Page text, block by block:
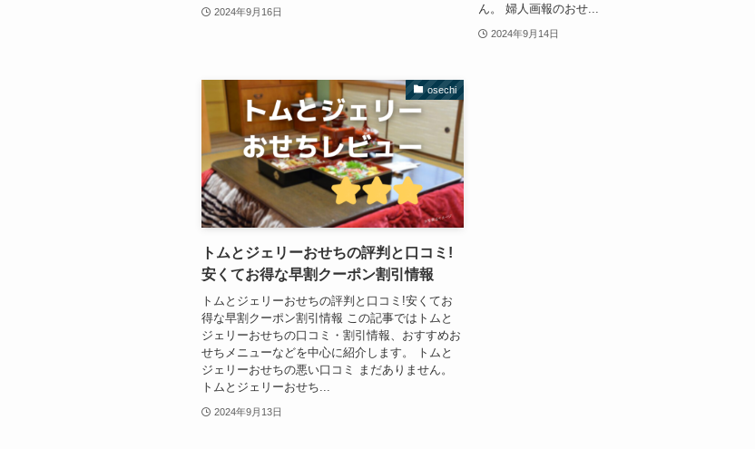
2024年9月16日
ん。 婦人画報のおせ...
2024年9月14日
osechi
トムとジェリーおせちの評判と口コミ!
安くてお得な早割クーポン割引情報
トムとジェリーおせちの評判と口コミ!安くてお
得な早割クーポン割引情報 この記事ではトムと
ジェリーおせちの口コミ・割引情報、おすすめお
せちメニューなどを中心に紹介します。 トムと
ジェリーおせちの悪い口コミ まだありません。
トムとジェリーおせち...
2024年9月13日